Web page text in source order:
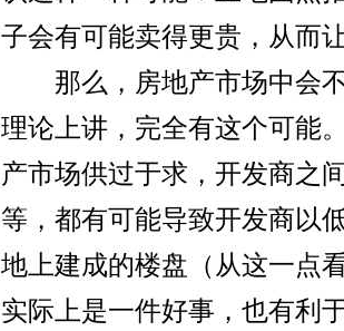
子会有可能卖得更贵，从而
那么，房地产市场中会不
理论上讲，完全有这个可能
产市场供过于求，开发商之
等，都有可能导致开发商以
地上建成的楼盘（从这一点
实际上是一件好事，也有利